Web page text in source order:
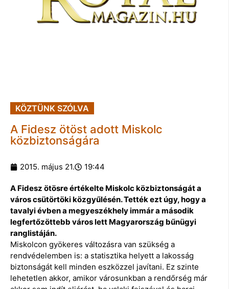
KÖZTÜNK SZÓLVA
A Fidesz ötöst adott Miskolc
közbiztonságára
2015. május 21. 19:44
A Fidesz ötösre értékelte Miskolc közbiztonságát a
város csütörtöki közgyűlésén. Tették ezt úgy, hogy a
tavalyi évben a megyeszékhely immár a második
legfertőzöttebb város lett Magyarország bűnügyi
ranglistáján.
Miskolcon gyökeres változásra van szükség a
rendvédelemben is: a statisztika helyett a lakosság
biztonságát kell minden eszközzel javítani. Ez szinte
lehetetlen akkor, amikor városunkban a rendőrség már